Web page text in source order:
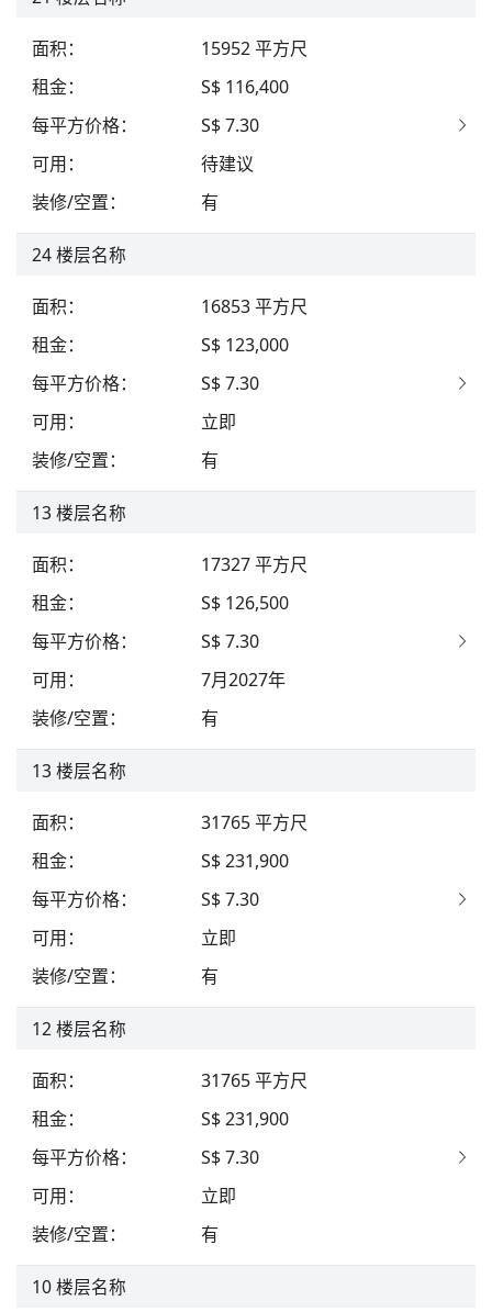
面积： 15952平方尺
租金：
S$ 116,400
每平方价格：
S$ 7.30
可用：
待建议
装修/空置： 有
24楼层名称
面积： 16853平方尺
租金：
S$ 123,000
每平方价格：
S$ 7.30
可用：
立即
装修/空置： 有
13 楼层名称
面积： 17327平方尺
租金：
S$ 126,500
每平方价格：
S$ 7.30
可用：
7月2027年
装修/空置： 有
13 楼层名称
面积： 31765平方尺
租金：
S$ 231,900
每平方价格：
S$ 7.30
可用：
立即
装修/空置： 有
12楼层名称
面积： 31765平方尺
租金：
S$ 231,900
每平方价格：
S$ 7.30
可用：
立即
装修/空置： 有
10楼层名称